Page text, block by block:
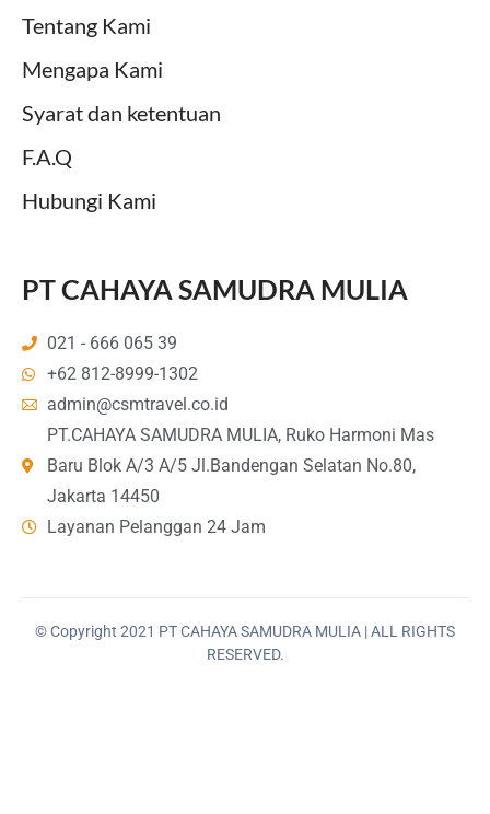
Tentang Kami
Mengapa Kami
Syarat dan ketentuan
F.A.Q
Hubungi Kami
PT CAHAYA SAMUDRA MULIA
021 - 666 065 39
+62 812-8999-1302
admin@csmtravel.co.id
PT.CAHAYA SAMUDRA MULIA, Ruko Harmoni Mas
Baru Blok A/3 A/5 Jl.Bandengan Selatan No.80,
Jakarta 14450
Layanan Pelanggan 24 Jam
© Copyright 2021 PT CAHAYA SAMUDRA MULIA | ALL RIGHTS
RESERVED.